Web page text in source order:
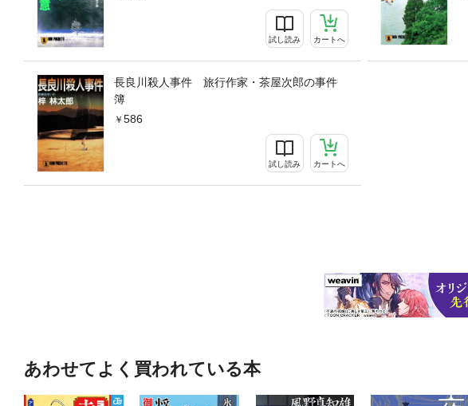
試し読み カートへ
長良川殺人事件 旅行作家・茶屋次郎の事件
簿
586
試し読み カートへ
あわせてよく買われている本